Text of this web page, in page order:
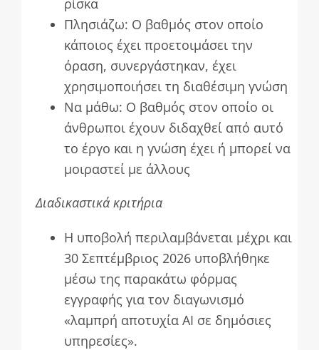
ρίσκα
Πλησιάζω: Ο βαθμός στον οποίο
κάποιος έχει προετοιμάσει την
όραση, συνεργάστηκαν, έχει
χρησιμοποιήσει τη διαθέσιμη γνώση
Να μάθω: Ο βαθμός στον οποίο οι
άνθρωποι έχουν διδαχθεί από αυτό
το έργο και η γνώση έχει ή μπορεί να
μοιραστεί με άλλους
Διαδικαστικά κριτήρια
Η υποβολή περιλαμβάνεται μέχρι και
30 Σεπτέμβριος 2026 υποβλήθηκε
μέσω της παρακάτω φόρμας
εγγραφής για τον διαγωνισμό
«λαμπρή αποτυχία AI σε δημόσιες
υπηρεσίες».